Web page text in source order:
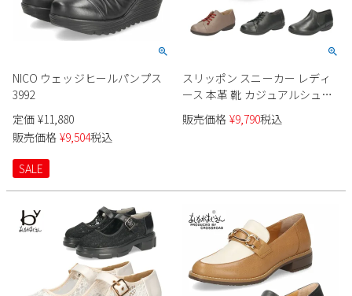
NICO ウェッジヒールパンプス
3992
定価 ¥11,880
販売価格 ¥9,504税込
SALE
スリッポン スニーカー レディ
ース 本革 靴 カジュアルシュー
ズ コンフォート ゴム紐 サイド
ゴア ローヒール ぺたんこ セナ
販売価格 ¥9,790税込